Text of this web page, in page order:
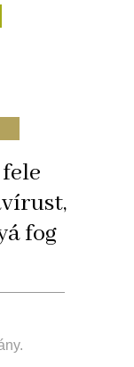
fog